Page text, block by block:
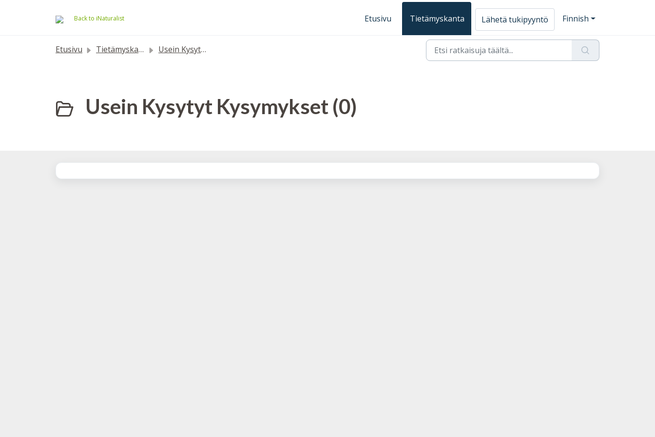
Back to iNaturalist Etusivu Tietämyskanta Lähetä tukipyyntö Finnish
Etusivu Tietämyskanta Usein Kysytyt Kysymykset
Usein Kysytyt Kysymykset (0)